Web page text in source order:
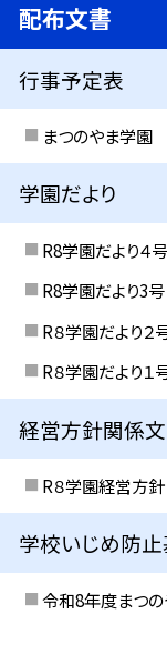
配布文書
行事予定表
まつのやま学
学園だより
R8学園だより４号
R8学園だより3号
R８学園だより２号
R８学園だより１
経営方針関係
R８学園経営方針
学校いじめ防
令和8年度まつ